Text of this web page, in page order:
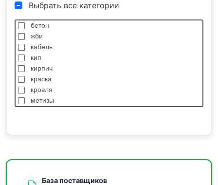
Выбрать все категории
бетон
жби
кабель
кип
кирпич
краска
кровля
метизы
База поставщиков